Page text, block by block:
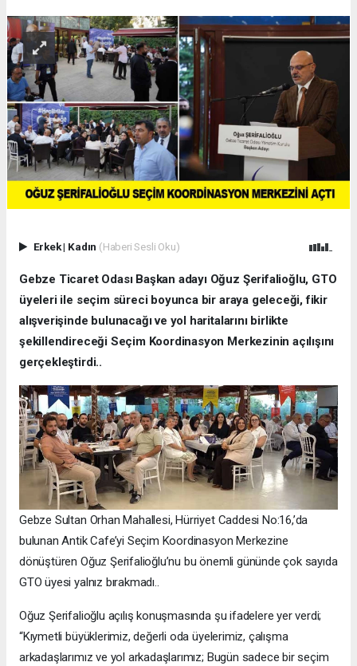
Erkek| Kadın (Haberi Sesli Oku)
Gebze Ticaret Odası Başkan adayı Oğuz Şerifalioğlu, GTO
üyeleri ile seçim süreci boyunca bir araya geleceği, fikir
alışverişinde bulunacağı ve yol haritalarını birlikte
şekillendireceği Seçim Koordinasyon Merkezinin açılışını
gerçekleştirdi..
Gebze Sultan Orhan Mahallesi, Hürriyet Caddesi No:16,’da
bulunan Antik Cafe’yi Seçim Koordinasyon Merkezine
dönüştüren Oğuz Şerifalioğlu’nu bu önemli gününde çok sayıda
GTO üyesi yalnız bırakmadı..
Oğuz Şerifalioğlu açılış konuşmasında şu ifadelere yer verdi;
“Kıymetli büyüklerimiz, değerli oda üyelerimiz, çalışma
arkadaşlarımız ve yol arkadaşlarımız; Bugün sadece bir seçim